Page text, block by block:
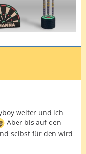
weiter und ich
Aber bis auf den
selbst für den wird